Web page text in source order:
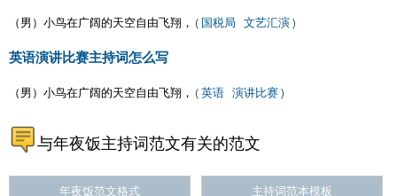
（男）小鸟在广阔的天空自由飞翔， ( 国税局 文艺汇演)
英语演讲比赛主持词怎么写
（男）小鸟在广阔的天空自由飞翔， (英语 演讲比赛)
与年夜饭主持词范文有关的范文
年夜饭范文格式 主持词范本模板